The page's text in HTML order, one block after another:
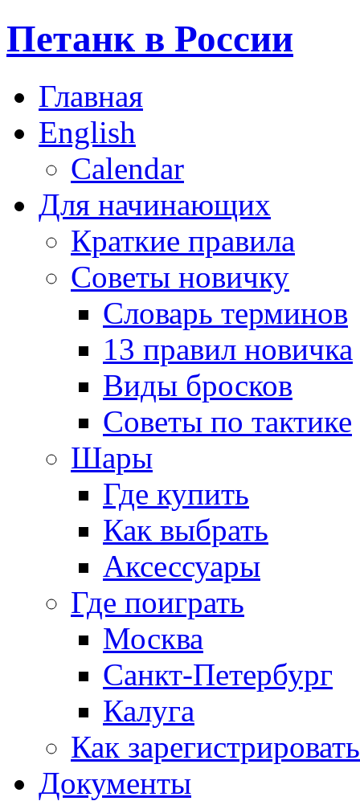
Петанк в России
Главная
English
Calendar
Для начинающих
Краткие правила
Советы новичку
Словарь терминов
13 правил новичка
Виды бросков
Советы по тактике
Шары
Где купить
Как выбрать
Аксессуары
Где поиграть
Москва
Санкт-Петербург
Калуга
Как
Документы